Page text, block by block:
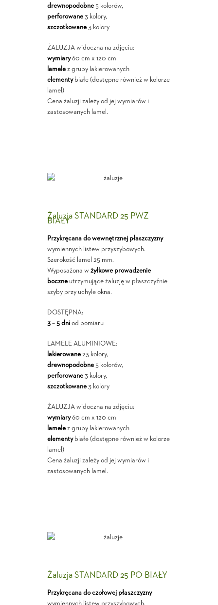
drewnopodobne5 kolorów,
perforowane3 kolory,
szczotkowane3 kolory
ŻALUZJA widoczna na zdjęciu:
wymiary60 cm x 120 cm
lamelez grupy lakierowanych
elementybiałe (dostępne również w kolorze
lamel)
Cena żaluzji zależy od jej wymiarów i
zastosowanych lamel.
Żaluzja STANDARD 25 PWZ
BIAŁY
Przykręcana do wewnętrznej płaszczyzny
wymiennych listew przyszybowych.
Szerokość lamel 25 mm.
Wyposażona w żyłkowe prowadzenie
boczneutrzymujące żaluzję w płaszczyźnie
szyby przy uchyle okna.
DOSTĘPNA:
3 – 5 dniod pomiaru
LAMELE ALUMINIOWE:
lakierowane23 kolory,
drewnopodobne5 kolorów,
perforowane3 kolory,
szczotkowane3 kolory
ŻALUZJA widoczna na zdjęciu:
wymiary60 cm x 120 cm
lamelez grupy lakierowanych
elementybiałe (dostępne również w kolorze
lamel)
Cena żaluzji zależy od jej wymiarów i
zastosowanych lamel.
Żaluzja STANDARD 25 PO BIAŁY
Przykręcana do czołowej płaszczyzny
wymiennych listew przyszybowych.